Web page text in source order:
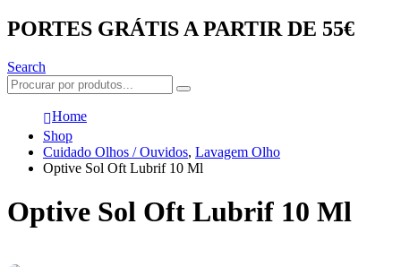
PORTES GRÁTIS A PARTIR DE 55€
Search
Home
Shop
Cuidado Olhos / Ouvidos, Lavagem Olho
Optive Sol Oft Lubrif 10 Ml
Optive Sol Oft Lubrif 10 Ml